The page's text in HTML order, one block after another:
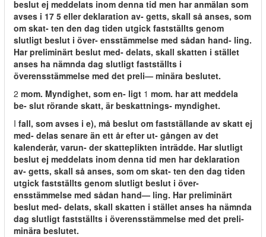
beslut ej meddelats inom denna tid men har anmälan som
avses i 17 5 eller deklaration av- getts, skall så anses, som
om skat- ten den dag tiden utgick fastställts genom
slutligt beslut i över- ensstämmelse med sådan hand- ling.
Har preliminärt beslut med- delats, skall skatten i stället
anses ha nämnda dag slutligt fastställts i
överensstämmelse med det preli— minära beslutet.
2 mom. Myndighet, som en- ligt 1 mom. har att meddela
be- slut rörande skatt, är beskattnings- myndighet.
I fall, som avses i e), må beslut om fastställande av skatt ej
med- delas senare än ett år efter ut- gången av det
kalenderår, varun- der skatteplikten inträdde. Har slutligt
beslut ej meddelats inom denna tid men har deklaration
av- getts, skall så anses, som om skat- ten den dag tiden
utgick fastställts genom slutligt beslut i över-
ensstämmelse med sådan hand— ling. Har preliminärt
beslut med- delats, skall skatten i stället anses ha nämnda
dag slutligt fastställts i överensstämmelse med det preli-
minära beslutet.